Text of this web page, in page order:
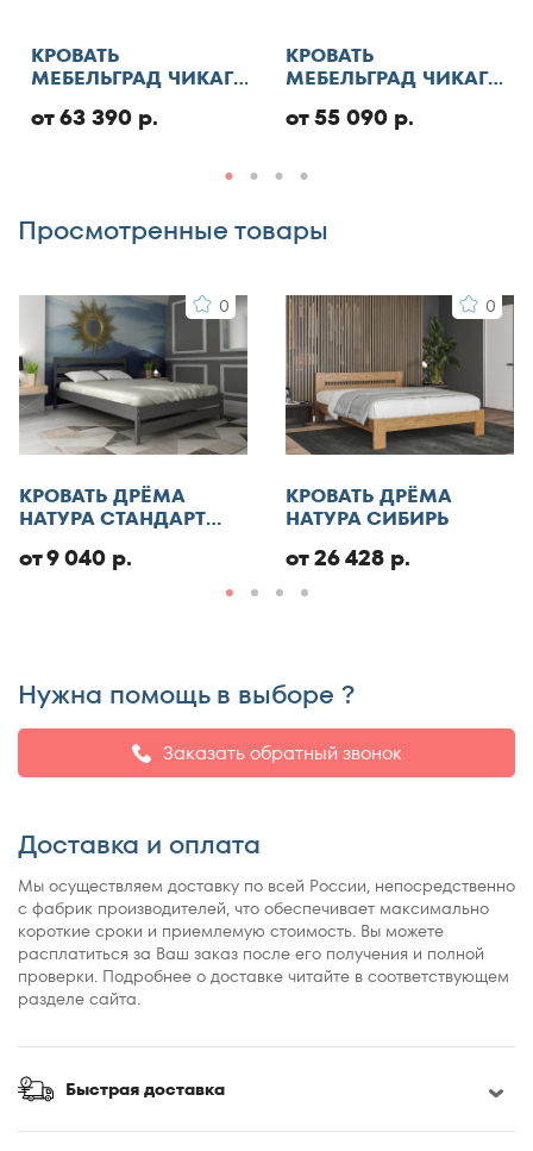
130x185
130x186
130x190
140x185
140x190
140x195
140x200
140x210
145x200
150x185
150x190
150x220
160x180
160x186
160x195
160x200
160x210
160x220
170x200
180x190
Отменить
КРОВАТЬ
МЕБЕЛЬГРАД ЧИКАГО
от 63 390 р.
КРОВАТЬ
МЕБЕЛЬГРАД ЧИКАГО
от 55 090 р.
Просмотренные товары
0
КРОВАТЬ ДРЁМА
НАТУРА СТАНДАРТ
от 9 040 р.
0
КРОВАТЬ ДРЁМА
НАТУРА СИБИРЬ
от 26 428 р.
Нужна помощь в выборе ?
Заказать обратный звонок
Доставка и оплата
Мы осуществляем доставку по всей России, непосредственно
с фабрик производителей, что обеспечивает максимально
короткие сроки и приемлемую стоимость. Вы можете
расплатиться за Ваш заказ после его получения и полной
проверки. Подробнее о доставке читайте в соответствующем
разделе сайта.
Быстрая доставка